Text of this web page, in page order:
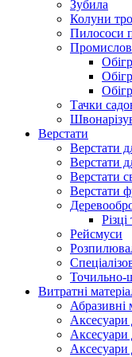
Зубила
Колуни
Пилососи
Промислові
Тачки
Верстати
Верстати
Верстати
Верстати
Верстати
Рейсмуси
Точильно-
Витратні
Абразивні
Аксесуари
Аксесуари
Аксесуари